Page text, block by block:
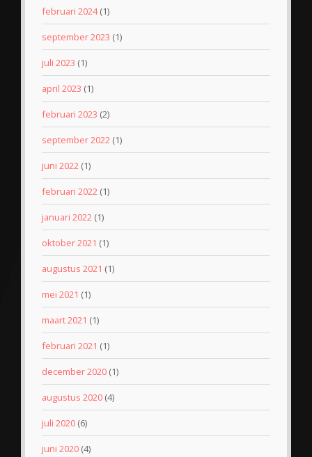
februari 2024(1)
september 2023 (1)
juli 2023 (1)
april 2023 (1)
februari 2023 (2)
september 2022 (1)
juni 2022 (1)
februari 2022 (1)
januari 2022 (1)
oktober 2021 (1)
augustus 2021 (1)
mei 2021 (1)
maart 2021 (1)
februari 2021 (1)
december 2020 (1)
augustus 2020 (4)
juli 2020 (6)
juni 2020 (4)